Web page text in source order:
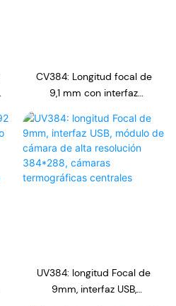
CV384: Longitud focal de
9,1 mm con interfaz
384*288 Cámaras
termográficas del módulo
UV384: longitud Focal de
9mm, interfaz USB,